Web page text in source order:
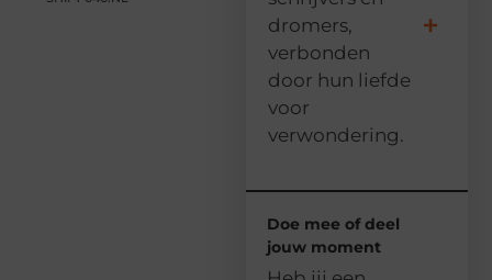
dromers,
verbonden
door hun liefde
voor
verwondering.
Doe mee of deel
jouw moment